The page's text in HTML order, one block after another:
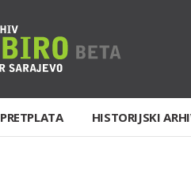
PRETPLATA HISTORIJSKI